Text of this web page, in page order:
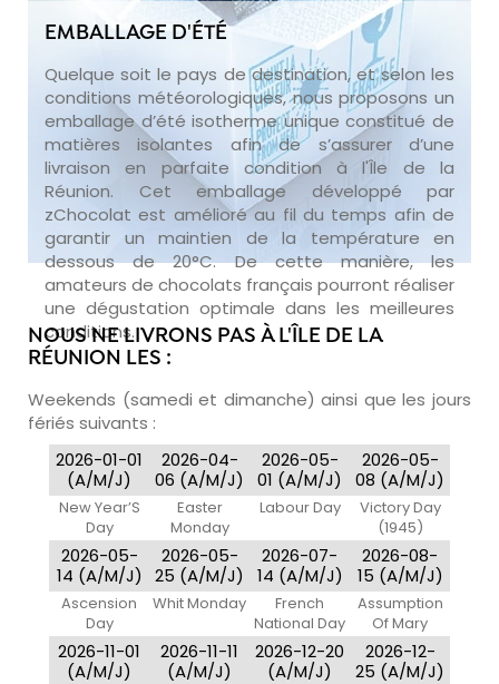
EMBALLAGE D'ÉTÉ
Quelque soit le pays de destination, et selon les
conditions météorologiques, nous proposons un
emballage d’été isotherme unique constitué de
matières isolantes afin de s’assurer d’une
livraison en parfaite condition à l'Île de la
Réunion. Cet emballage développé par
zChocolat est amélioré au fil du temps afin de
garantir un maintien de la température en
dessous de 20°C. De cette manière, les
amateurs de chocolats français pourront réaliser
une dégustation optimale dans les meilleures
conditions.
NOUS NE LIVRONS PAS À L'ÎLE DE LA
RÉUNION LES :
Weekends (samedi et dimanche) ainsi que les jours
fériés suivants :
2026-01-01
(A/M/J)
New Year’S
Day
2026-04-
06 (A/M/J)
Easter
Monday
2026-05-
01 (A/M/J)
Labour Day
2026-05-
08 (A/M/J)
Victory Day
(1945)
2026-05-
14 (A/M/J)
Ascension
Day
2026-05-
25 (A/M/J)
Whit Monday
2026-07-
14 (A/M/J)
French
National Day
2026-08-
15 (A/M/J)
Assumption
Of Mary
2026-11-01
(A/M/J)
2026-11-11
(A/M/J)
2026-12-20
(A/M/J)
2026-12-
25 (A/M/J)